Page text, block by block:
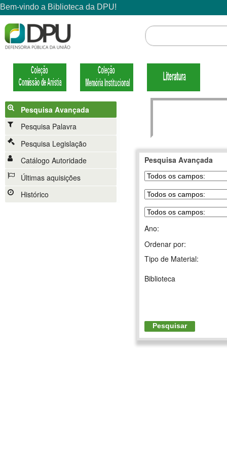
Pesquisa Avançada
Pesquisa Palavra
Pesquisa Legislação
Catálogo Autoridade
Últimas aquisições
Histórico
Pesquisa Avançada
Ano:
Ordenar por:
Tipo de Material:
Biblioteca
Pesquisar